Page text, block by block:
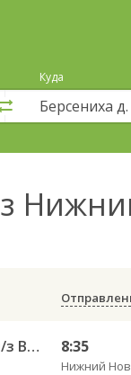
Куда
Нижний Новгород — Перевоз ч/з Вад 633 8:35